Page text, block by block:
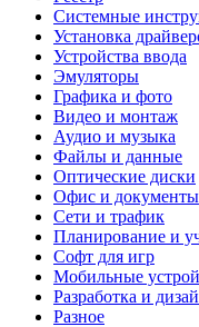
Системные
Установка
Устройства ввода
Эмуляторы
Графика и фото
Видео и монтаж
Аудио и музыка
Файлы и данные
Оптические диски
Офис и документы
Сети и трафик
Планирование и
Софт для игр
Мобильные
Разработка и
Разное